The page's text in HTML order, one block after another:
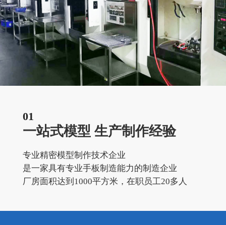
01
一站式模型 生产制作经验
专业精密模型制作技术企业
是一家具有专业手板制造能力的制造企业
厂房面积达到1000平方米，在职员工20多人